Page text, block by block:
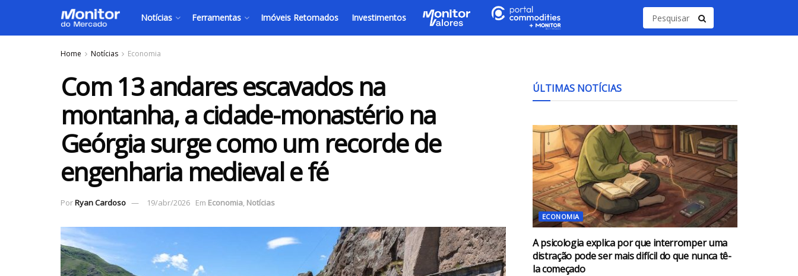
Notícias Ferramentas Imóveis Retomados Investimentos
Home Notícias Economia
Com 13 andares escavados na
montanha, a cidade-monastério na
Geórgia surge como um recorde de
engenharia medieval e fé
PorRyan Cardoso 19/abr/2026 Em Economia, Notícias
ÚLTIMAS NOTÍCIAS
ECONOMIA
A psicologia explica por que interromper uma
distração pode ser mais difícil do que nunca tê-
la começado